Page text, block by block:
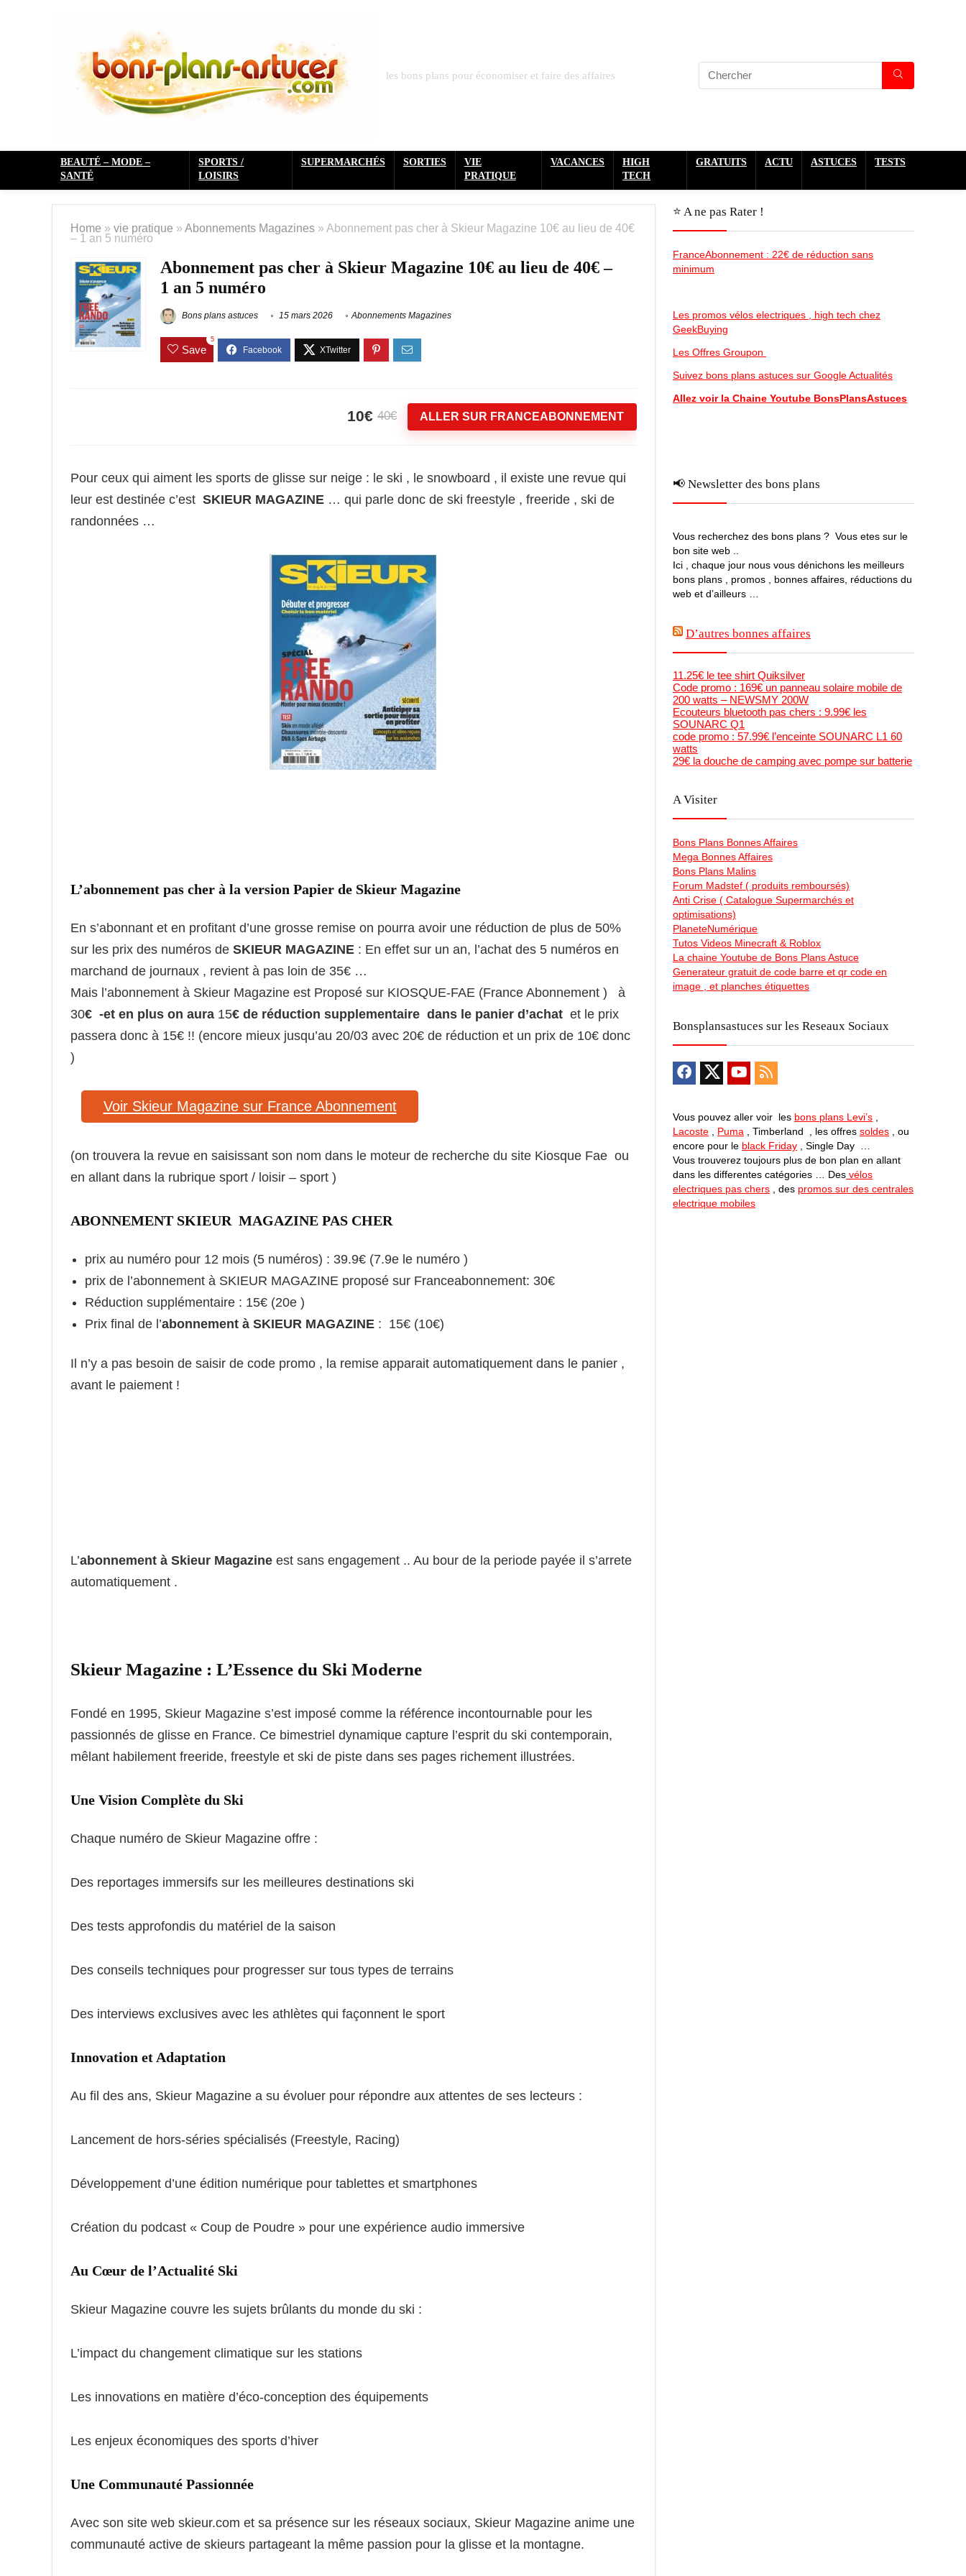
les bons plans pour économiser et faire des affaires
BEAUTÉ – MODE –
SANTÉ
SPORTS /
LOISIRS
SUPERMARCHÉS SORTIES
VIE
PRATIQUE
VACANCES
HIGH
TECH
GRATUITS ACTU ASTUCES TESTS
Home » vie pratique » Abonnements Magazines » Abonnement pas cher à Skieur Magazine 10€ au lieu de 40€
– 1 an 5 numéro
Abonnement pas cher à Skieur Magazine 10€ au lieu de 40€ –
1 an 5 numéro
Bons plans astuces 15 mars 2026 Abonnements Magazines
Save
5
10€ 40€ ALLER SUR FRANCEABONNEMENT
Pour ceux qui aiment les sports de glisse sur neige : le ski , le snowboard , il existe une revue qui
leur est destinée c’est SKIEUR MAGAZINE … qui parle donc de ski freestyle , freeride , ski de
randonnées …
L’abonnement pas cher à la version Papier de Skieur Magazine
En s’abonnant et en profitant d’une grosse remise on pourra avoir une réduction de plus de 50%
sur les prix des numéros de SKIEUR MAGAZINE : En effet sur un an, l’achat des 5 numéros en
marchand de journaux , revient à pas loin de 35€ …
Mais l’abonnement à Skieur Magazine est Proposé sur KIOSQUE-FAE (France Abonnement ) à
30€ -et en plus on aura 15€ de réduction supplementaire dans le panier d’achat et le prix
passera donc à 15€ !! (encore mieux jusqu’au 20/03 avec 20€ de réduction et un prix de 10€ donc
)
Voir Skieur Magazine sur France Abonnement
(on trouvera la revue en saisissant son nom dans le moteur de recherche du site Kiosque Fae ou
en allant dans la rubrique sport / loisir – sport )
ABONNEMENT SKIEUR MAGAZINE PAS CHER
prix au numéro pour 12 mois (5 numéros) : 39.9€ (7.9e le numéro )
prix de l’abonnement à SKIEUR MAGAZINE proposé sur Franceabonnement: 30€
Réduction supplémentaire : 15€ (20e )
Prix final de l’abonnement à SKIEUR MAGAZINE : 15€ (10€)
Il n’y a pas besoin de saisir de code promo , la remise apparait automatiquement dans le panier ,
avant le paiement !
L’abonnement à Skieur Magazine est sans engagement .. Au bour de la periode payée il s’arrete
automatiquement .
Skieur Magazine : L’Essence du Ski Moderne
Fondé en 1995, Skieur Magazine s’est imposé comme la référence incontournable pour les
passionnés de glisse en France. Ce bimestriel dynamique capture l’esprit du ski contemporain,
mêlant habilement freeride, freestyle et ski de piste dans ses pages richement illustrées.
Une Vision Complète du Ski
Chaque numéro de Skieur Magazine offre :
Des reportages immersifs sur les meilleures destinations ski
Des tests approfondis du matériel de la saison
Des conseils techniques pour progresser sur tous types de terrains
Des interviews exclusives avec les athlètes qui façonnent le sport
Innovation et Adaptation
Au fil des ans, Skieur Magazine a su évoluer pour répondre aux attentes de ses lecteurs :
Lancement de hors-séries spécialisés (Freestyle, Racing)
Développement d’une édition numérique pour tablettes et smartphones
Création du podcast « Coup de Poudre » pour une expérience audio immersive
Au Cœur de l’Actualité Ski
Skieur Magazine couvre les sujets brûlants du monde du ski :
L’impact du changement climatique sur les stations
Les innovations en matière d’éco-conception des équipements
Les enjeux économiques des sports d’hiver
Une Communauté Passionnée
Avec son site web skieur.com et sa présence sur les réseaux sociaux, Skieur Magazine anime une
communauté active de skieurs partageant la même passion pour la glisse et la montagne.
⭐️ A ne pas Rater !
FranceAbonnement : 22€ de réduction sans
minimum
Les promos vélos electriques , high tech chez
GeekBuying
Les Offres Groupon
Suivez bons plans astuces sur Google Actualités
Allez voir la Chaine Youtube BonsPlansAstuces
📢 Newsletter des bons plans
Vous recherchez des bons plans ? Vous etes sur le
bon site web ..
Ici , chaque jour nous vous dénichons les meilleurs
bons plans , promos , bonnes affaires, réductions du
web et d’ailleurs …
D’autres bonnes affaires
11.25€ le tee shirt Quiksilver
Code promo : 169€ un panneau solaire mobile de
200 watts – NEWSMY 200W
Ecouteurs bluetooth pas chers : 9.99€ les
SOUNARC Q1
code promo : 57.99€ l’enceinte SOUNARC L1 60
watts
29€ la douche de camping avec pompe sur batterie
A Visiter
Bons Plans Bonnes Affaires
Mega Bonnes Affaires
Bons Plans Malins
Forum Madstef ( produits remboursés)
Anti Crise ( Catalogue Supermarchés et
optimisations)
PlaneteNumérique
Tutos Videos Minecraft & Roblox
La chaine Youtube de Bons Plans Astuce
Generateur gratuit de code barre et qr code en
image , et planches étiquettes
Bonsplansastuces sur les Reseaux Sociaux
Vous pouvez aller voir les bons plans Levi’s
Lacoste
Puma , Timberland , les offres soldes , ou
encore pour le black Friday , Single Day …
Vous trouverez toujours plus de bon plan en allant
dans les differentes catégories … Des vélos
electriques pas chers , des promos sur des centrales
electrique mobiles